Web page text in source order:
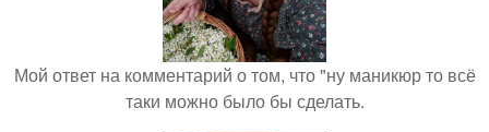
Мой ответ на комментарий о том, что "ну маникюр то всё
таки можно было бы сделать.